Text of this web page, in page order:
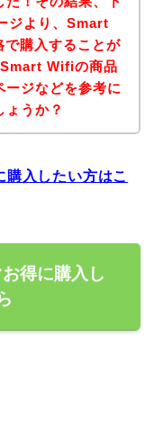
ジより、Smart
購入することが
Wifiの商品
ージなどを参考に
ょうか？
入したい方はこ
得に購入し